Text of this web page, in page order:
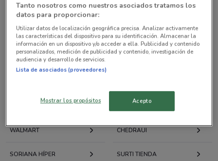
862 m
Maximino Ávila Camacho, 32 Miguel Hidalgo
1 km
Todas las tiendas Walmart Express
Ofertas de las cadenas de Supermercados
WALMART CHEDRAUI
SORIANA HÍPER SURTI TIENDA
Tanto nosotros como nuestros asociados tratamos los
datos para proporcionar:
Utilizar datos de localización geográfica precisa. Analizar activamente
las características del dispositivo para su identificación. Almacenar la
información en un dispositivo y/o acceder a ella. Publicidad y contenido
personalizados, medición de publicidad y contenido, investigación de
audiencia y desarrollo de servicios.
Lista de asociados (proveedores)
Mostrar los propósitos Acepto